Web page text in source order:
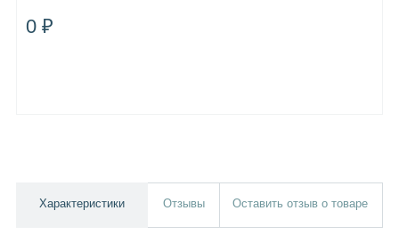
0 ₽
Характеристики Отзывы Оставить отзыв о товаре